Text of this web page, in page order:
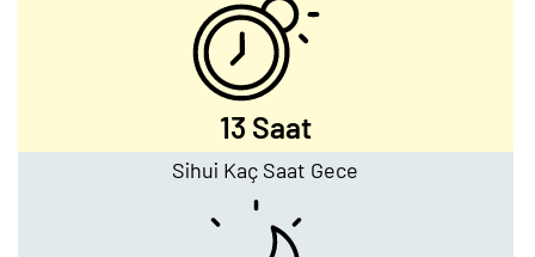
13 Saat
Sihui Kaç Saat Gece